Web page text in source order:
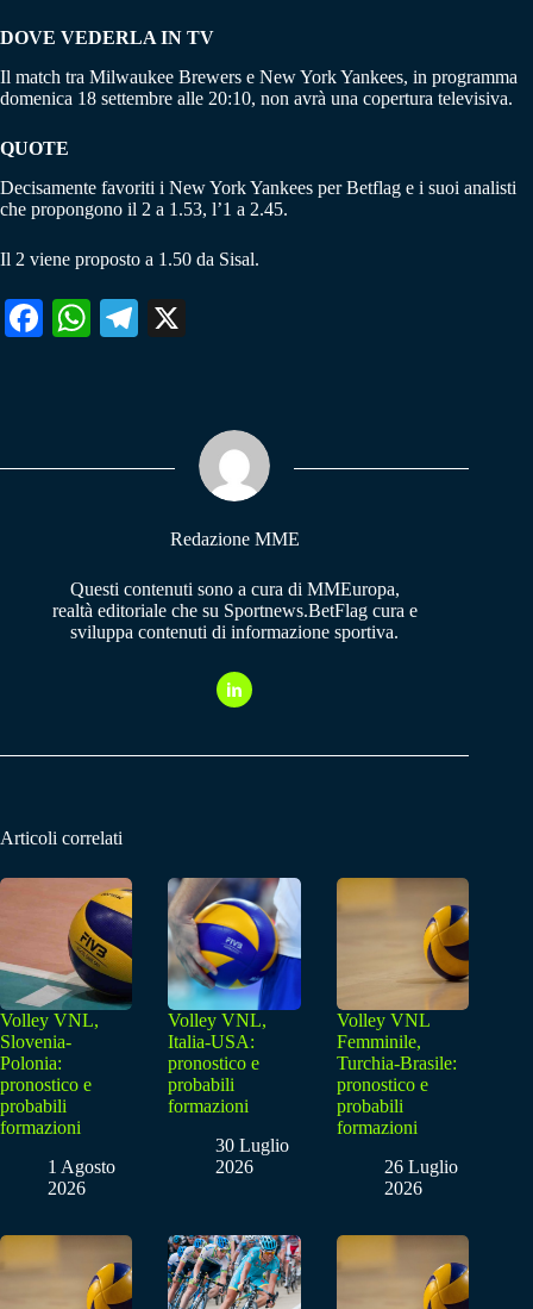
DOVE VEDERLA IN TV
Il match tra Milwaukee Brewers e New York Yankees, in programma
domenica 18 settembre alle 20:10, non avrà una copertura televisiva.
QUOTE
Decisamente favoriti i New York Yankees per Betflag e i suoi analisti
che propongono il 2 a 1.53, l’1 a 2.45.
Il 2 viene proposto a 1.50 da Sisal.
Fa W
pp
Te
m
Redazione MME
Questi contenuti sono a cura di MMEuropa,
realtà editoriale che su Sportnews.BetFlag cura e
sviluppa contenuti di informazione sportiva.
Articoli correlati
Volley VNL,
Slovenia-
Polonia:
pronostico e
probabili
formazioni
1 Agosto
2026
Volley VNL,
Italia-USA:
pronostico e
probabili
formazioni
30 Luglio
2026
Volley VNL
Femminile,
Turchia-Brasile:
pronostico e
probabili
formazioni
26 Luglio
2026